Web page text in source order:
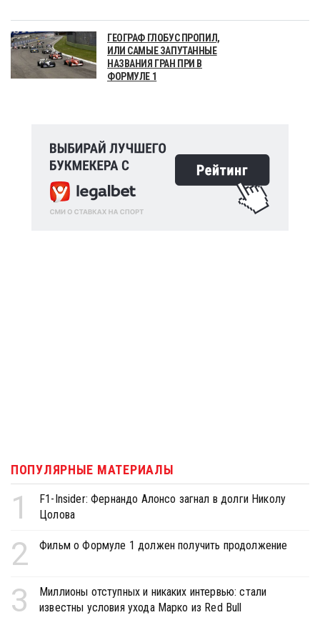
ГЕОГРАФ ГЛОБУС ПРОПИЛ,
ИЛИ САМЫЕ ЗАПУТАННЫЕ
НАЗВАНИЯ ГРАН ПРИ В
ФОРМУЛЕ 1
ПОПУЛЯРНЫЕ МАТЕРИАЛЫ
1
F1-Insider: Фернандо Алонсо загнал в долги Николу
Цолова
2 Фильм о Формуле 1 должен получить продолжение
3
Миллионы отступных и никаких интервью: стали
известны условия ухода Марко из Red Bull